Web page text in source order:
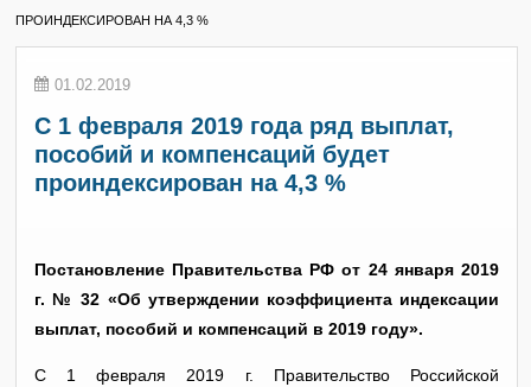
ПРОИНДЕКСИРОВАН НА 4,3 %
01.02.2019
С 1 февраля 2019 года ряд выплат,
пособий и компенсаций будет
проиндексирован на 4,3 %
Постановление Правительства РФ от 24 января 2019
г. № 32 «Об утверждении коэффициента индексации
выплат, пособий и компенсаций в 2019 году».
С 1 февраля 2019 г. Правительство Российской